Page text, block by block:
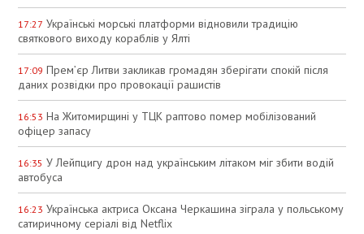
17:27 Українські морські платформи відновили традицію
святкового виходу кораблів у Ялті
17:09 Прем’єр Литви закликав громадян зберігати спокій після
даних розвідки про провокації рашистів
16:53 На Житомирщині у ТЦК раптово помер мобілізований
офіцер запасу
16:35 У Лейпцигу дрон над українським літаком міг збити водій
автобуса
16:23 Українська актриса Оксана Черкашина зіграла у польському
сатиричному серіалі від Netflix